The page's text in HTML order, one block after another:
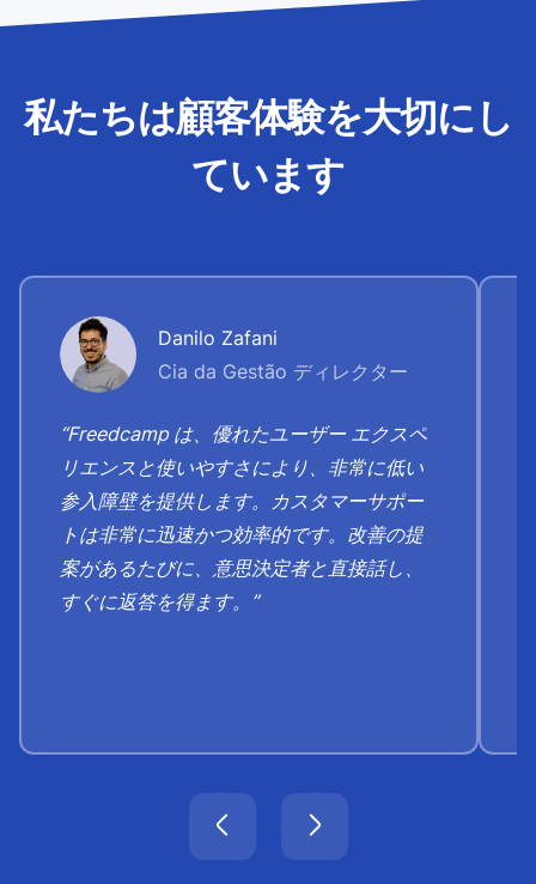
私たちは顧客体験を大切にし
ています
Danilo Zafani
Cia da Gestão ディレクター
“Freedcamp は、優れたユーザー エクスペ
リエンスと使いやすさにより、非常に低い
参入障壁を提供します。カスタマーサポー
トは非​​常に迅速かつ効率的です。改善の提
案があるたびに、意思決定者と直接話し、
すぐに返答を得ます。”